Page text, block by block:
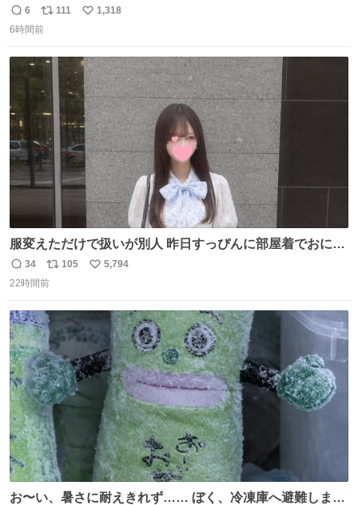
らなかったことを激しく後悔している
返
信
6
リ
ポ
ト
111
い
数
1,318
6時間前
服変えただけで扱いが別人 昨日すっぴんに部屋着でおにぎ
り買いに行ったコンビニに今日はこの格好で行ったの。レ
ジは昨日と同じ店員さんだったんだけど、わたしの顔を見
返
信
34
リ
ポ
ト
数
105
い
数
5,794
22時間前
お〜い、暑さに耐えきれず…… ぼく、冷凍庫へ避難しまし